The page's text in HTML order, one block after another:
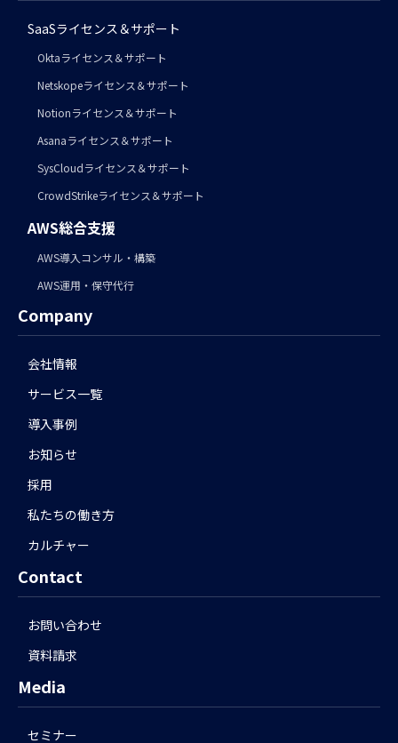
SaaSライセンス＆サポート
Oktaライセンス＆サポート
Netskopeライセンス＆サポート
Notionライセンス＆サポート
Asanaライセンス＆サポート
SysCloudライセンス＆サポート
CrowdStrikeライセンス＆サポート
AWS総合支援
AWS導入コンサル・構築
AWS運用・保守代行
Company
会社情報
サービス一覧
導入事例
お知らせ
採用
私たちの働き方
カルチャー
Contact
お問い合わせ
資料請求
Media
セミナー